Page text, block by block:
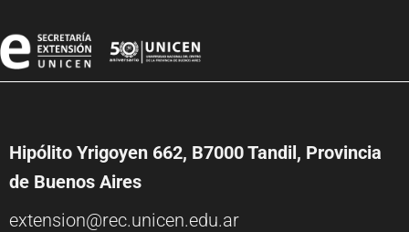
Hipólito Yrigoyen 662, B7000 Tandil, Provincia
de Buenos Aires
extension@rec.unicen.edu.ar